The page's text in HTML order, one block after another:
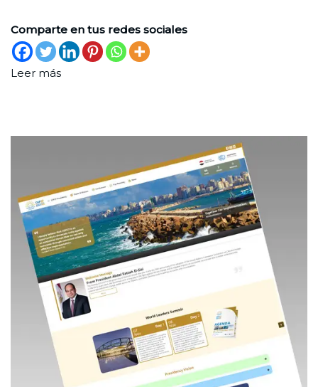
Comparte en tus redes sociales
Leer más